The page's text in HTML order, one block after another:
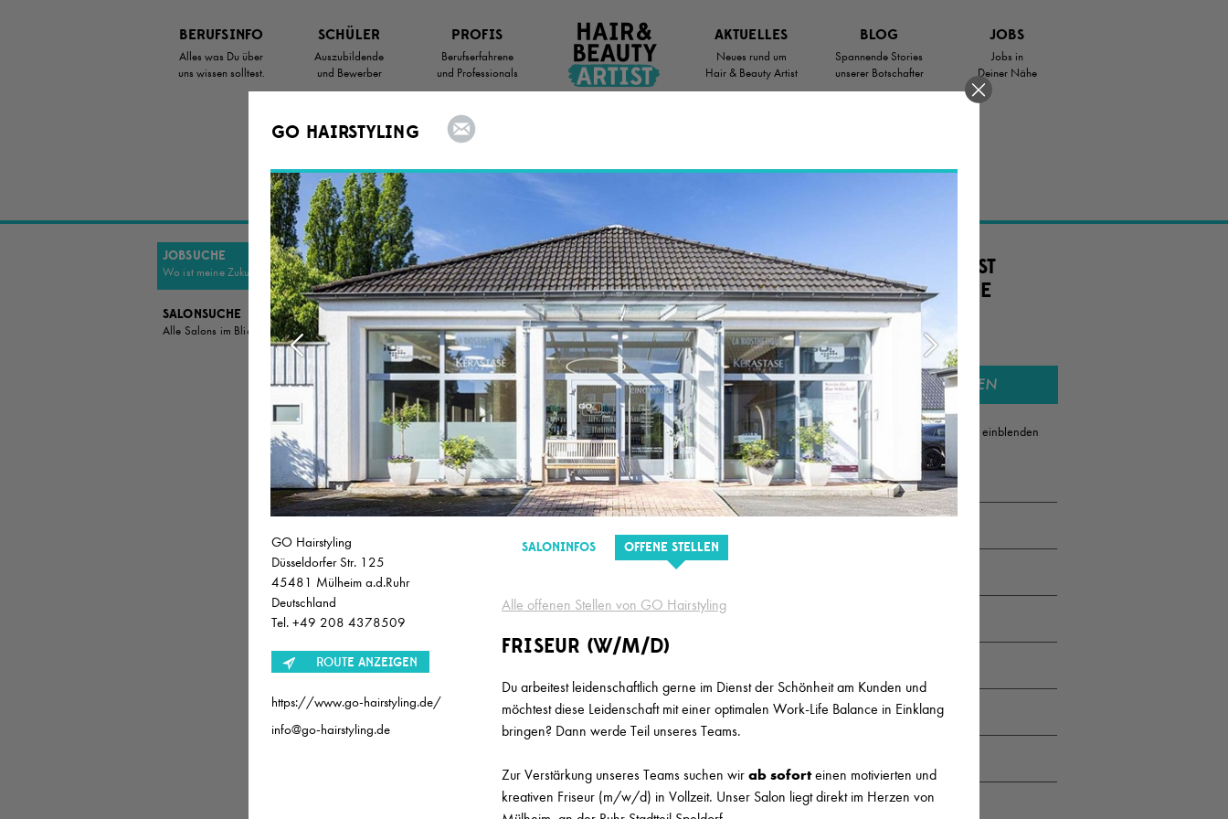
Artikel
Springen
BERUFSINFO
Alles was Du über
uns wissen solltest.
SCHÜLER
Auszubildende
und Bewerber
PROFIS
Berufserfahrene
und Professionals
AKTUELLES
Neues rund um
Hair & Beauty Artist
BLOG
Spannende Stories
unserer Botschafter
JOBS
Jobs in
Deiner Nähe
DeineChanceauf eine schöneZukunft.
JOBSUCHE
Wo ist meine Zukunft?
SALONSUCHE
Alle Salons im Blick
DU BIST AUF DER SUCHE NACH DEM PERFEKTEN JOB ODER SUCHST
EINEN AUSBILDUNGSPLATZ? HIER BIST DU RICHTIG. EINE SCHÖNE
ZUKUNFT WARTET.
SUCHRADIUS SUCHEN
Erweiterte Suche einblenden
JOB SALON STADT
Friseur (w/m/d) in Vollzeit gesucht Herget & Muth
Friseur/ Meister (m/w/d) Top Style
Friseur (m/w/d) Teilzeit
Jungfriseur/in (m/w/d) in Vollzeit Stefan Probst Stuttgart
Beauty Assistient / Quereinsteiger/in (m/w/d) Hairlounge Düsseldorf
GO HAIRSTYLING
SALONINFOS OFFENE STELLEN
Alle offenen Stellen von GO Hairstyling
FRISEUR (W/M/D)
Du arbeitest leidenschaftlich gerne im Dienst der Schönheit am Kunden und
möchtest diese Leidenschaft mit einer optimalen Work-Life Balance in Einklang
bringen? Dann werde Teil unseres Teams.
Zur Verstärkung unseres Teams suchen wir ab soforteinen motivierten und
kreativen Friseur (m/w/d) in Vollzeit. Unser Salon liegt direkt im Herzen von
GO Hairstyling
Düsseldorfer Str. 125
45481 Mülheim a.d.Ruhr
Deutschland
Tel. +49 208 4378509
ROUTE ANZEIGEN
https://www.go-hairstyling.de/
info@go-hairstyling.de